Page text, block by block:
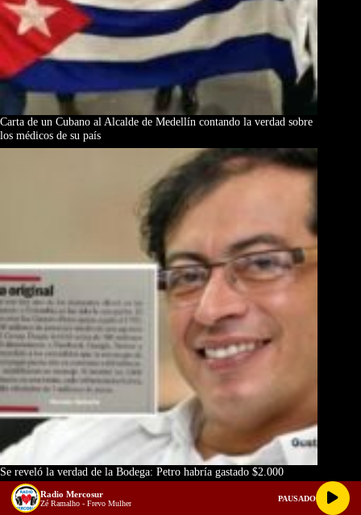
Carta de un Cubano al Alcalde de Medellín contando la verdad sobre
los médicos de su país
Se reveló la verdad de la Bodega: Petro habría gastado $2.000
millones en 400 tuiteros para desprestigiar a Duque
Radio Mercosur
Zé Ramalho - Frevo Mulher
PAUSADO